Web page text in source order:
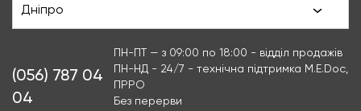
Дніпро
(056) 787 04
04
ПН-ПТ — з 09:00 по 18:00 - відділ продажів
ПН-НД - 24/7 - технічна підтримка M.E.Doc,
ПРРО
Без перерви